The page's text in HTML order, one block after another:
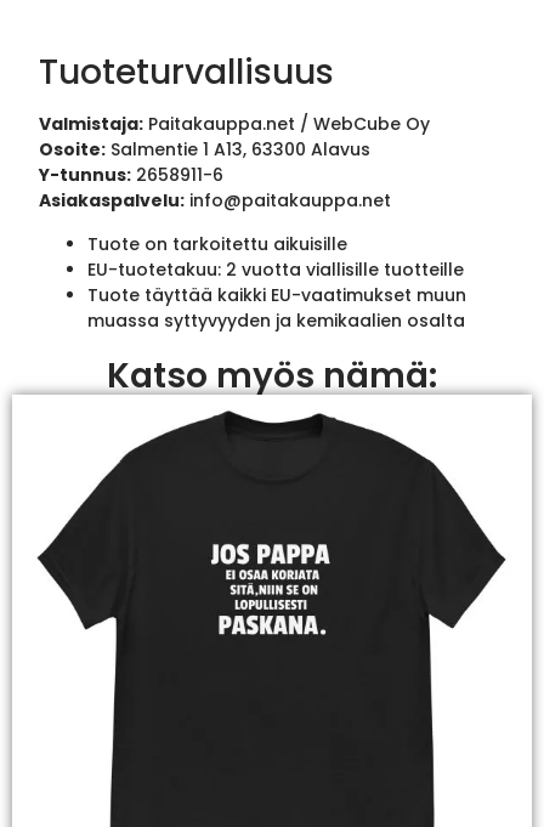
Tuoteturvallisuus
Valmistaja: Paitakauppa.net / WebCube Oy
Osoite: Salmentie 1 A13, 63300 Alavus
Y-tunnus: 2658911-6
Asiakaspalvelu: info@paitakauppa.net
Tuote on tarkoitettu aikuisille
EU-tuotetakuu: 2 vuotta viallisille tuotteille
Tuote täyttää kaikki EU-vaatimukset muun
muassa syttyvyyden ja kemikaalien osalta
Katso myös nämä: